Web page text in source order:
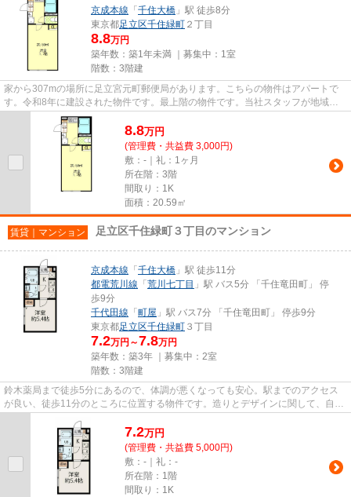
京成本線 「 千住大橋 」駅 徒歩8分
東京都足立区千住緑町 ２丁目
8.8万円
築年数：築1年未満 ｜募集中： 1室
階数：3階建
家から307mの場所に足立宮元町郵便局があります。こちらの物件はアパートで
す。令和8年に建設された物件です。最上階の物件です。当社スタッフが地域の
賃貸情報をご提供いたします。お...
8.8万円
(管理費・共益費 3,000円)
敷：-｜礼：1ヶ月
所在階：3階
間取り：1K
面積：20.59㎡
賃貸｜マンション 足立区千住緑町３丁目のマンション
京成本線 「 千住大橋 」駅 徒歩11分
都電荒川線 「 荒川七丁目 」駅 バス5分 「千住竜田町」 停
歩9分
千代田線 「 町屋 」駅 バス7分 「千住竜田町」 停歩9分
東京都足立区千住緑町 ３丁目
7.2万円～7.8万円
築年数：築3年 ｜募集中： 2室
階数：3階建
鈴木薬局まで徒歩5分にあるので、体調が悪くなっても安心。駅までのアクセス
が良い、徒歩11分のところに位置する物件です。造りとデザインに関して、自信
7.2万円
(管理費・共益費 5,000円)
敷：-｜礼：-
所在階：1階
間取り：1K